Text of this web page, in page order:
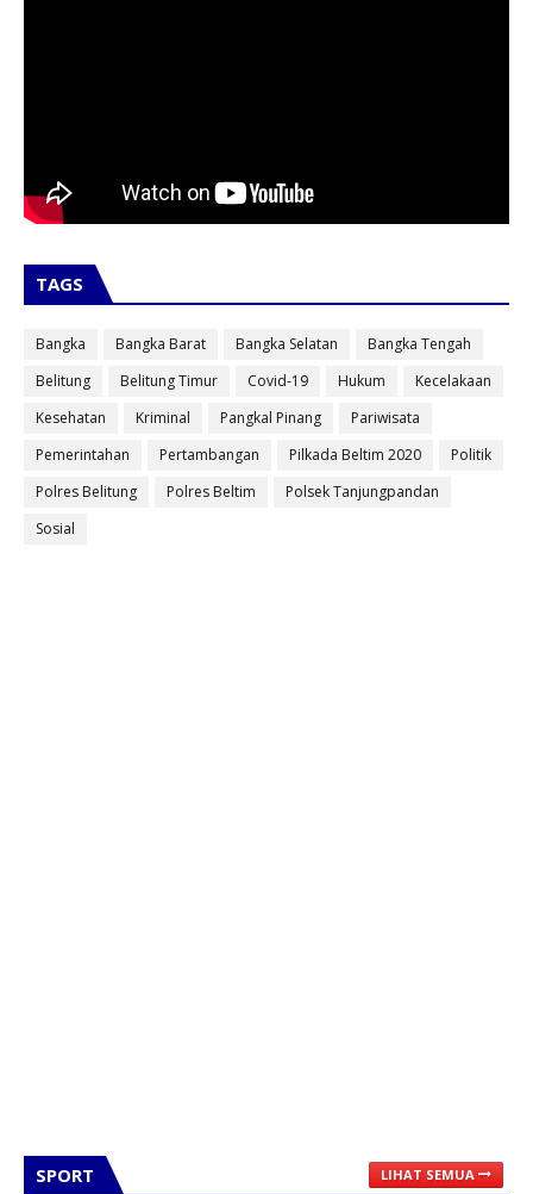
TAGS
Bangka Bangka Barat Bangka Selatan
Bangka Tengah
Belitung
Belitung Timur Covid-19 Hukum
Kecelakaan
Kesehatan
Kriminal Pangkal Pinang
Pariwisata
Pemerintahan
Pertambangan Pilkada Beltim 2020
Politik
Polres Belitung
Polres Beltim
Polsek Tanjungpandan
Sosial
SPORT LIHAT SEMUA